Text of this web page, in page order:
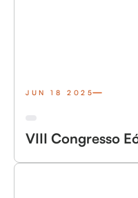
JUN 18 2025
VIII Congresso